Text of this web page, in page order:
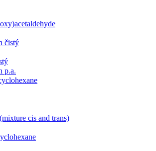
čistý
p.a.
cis and trans)